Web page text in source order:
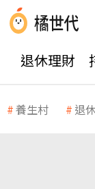
退休理財
養生村 退